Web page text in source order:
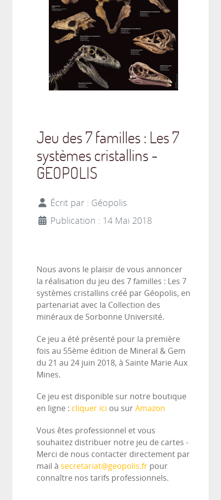
Jeu des 7 familles : Les 7
systèmes cristallins -
GEOPOLIS
Écrit par : Géopolis
Publication : 14 Mai 2018
Nous avons le plaisir de vous annoncer
la réalisation du jeu des 7 familles : Les 7
systèmes cristallins créé par Géopolis, en
partenariat avec la Collection des
minéraux de Sorbonne Université.
Ce jeu a été présenté pour la première
fois au 55ème édition de Mineral & Gem
du 21 au 24 juin 2018, à Sainte Marie Aux
Mines.
Ce jeu est disponible sur notre boutique
en ligne : cliquer ici ou sur Amazon
Vous êtes professionnel et vous
souhaitez distribuer notre jeu de cartes -
Merci de nous contacter directement par
mail à secretariat@geopolis.fr pour
connaître nos tarifs professionnels.